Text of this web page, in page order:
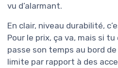
vu d’alarmant.
En clair, niveau durabilité,
Pour le prix, ça va, mais si
passe son temps au bord
limite par rapport à des